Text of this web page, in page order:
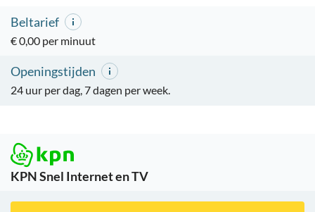
Beltarief
€ 0,00 per minuut
Openingstijden
24 uur per dag, 7 dagen per week.
KPN Snel Internet en TV